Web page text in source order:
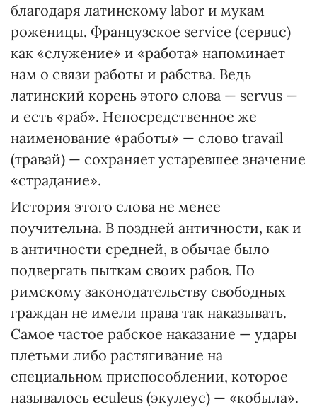
благодаря латинскому labor и мукам
роженицы. Французское service (сервuс)
как «служение» и «работа» напоминает
нам о связи работы и рабства. Ведь
латинский корень этого слова — servus —
и есть «раб». Непосредственное же
наименование «работы» — слово travail
(травай) — сохраняет устаревшее значение
«страдание».
История этого слова не менее
поучительна. В поздней античности, как и
в античности средней, в обычае было
подвергать пыткам своих рабов. По
римскому законодательству свободных
граждан не имели права так наказывать.
Самое частое рабское наказание — удары
плетьми либо растягивание на
специальном приспособлении, которое
называлось eculeus (экулеус) — «кобыла».